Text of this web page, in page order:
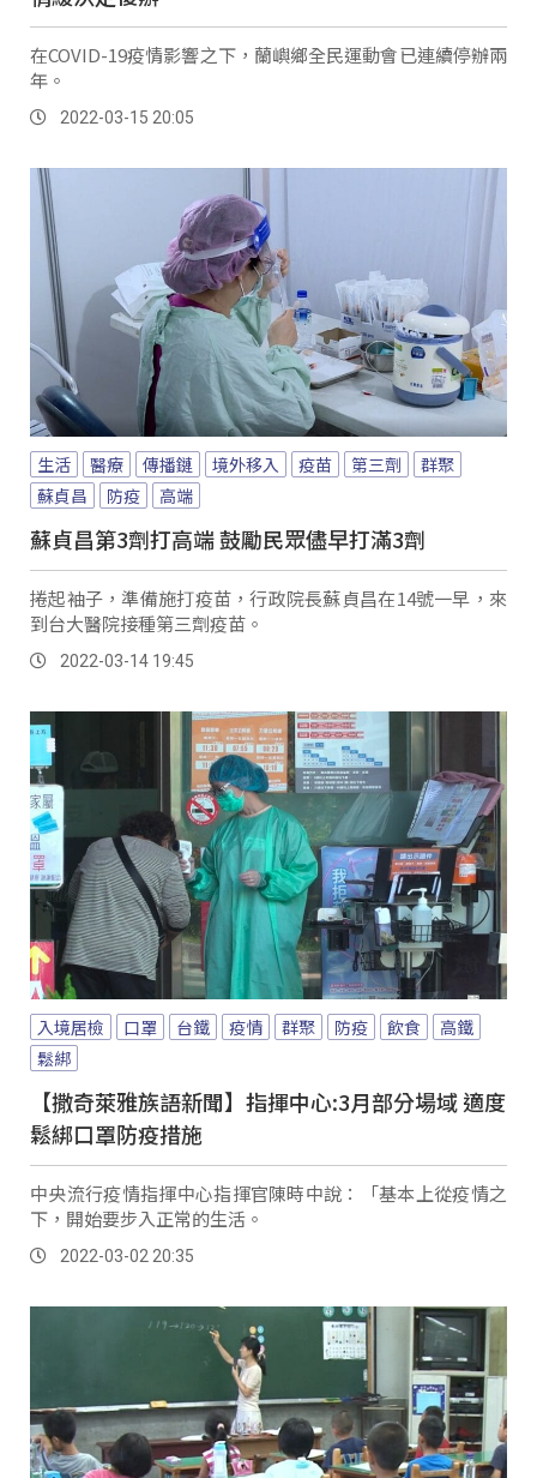
在COVID-19疫情影響之下，蘭嶼鄉全民運動會已連續停辦兩
年。
2022-03-15 20:05
生活 醫療 傳播鏈 境外移入 疫苗 第三劑
群聚
蘇貞昌
防疫 高端
蘇貞昌第3劑打高端 鼓勵民眾儘早打滿3劑
捲起袖子，準備施打疫苗，行政院長蘇貞昌在14號一早，來
到台大醫院接種第三劑疫苗。
2022-03-14 19:45
入境居檢 口罩 台鐵 疫情 群聚 防疫 飲食
高鐵
鬆綁
【撒奇萊雅族語新聞】指揮中心:3月部分場域 適度
鬆綁口罩防疫措施
中央流行疫情指揮中心指揮官陳時中說：「基本上從疫情之
下，開始要步入正常的生活。
2022-03-02 20:35